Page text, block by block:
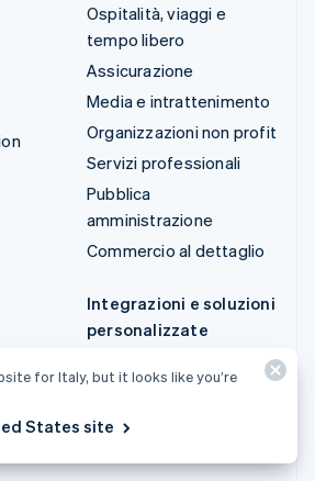
Ospitalità, viaggi e
tempo libero
Assicurazione
Media e intrattenimento
Organizzazioni non profit
Servizi professionali
Pubblica
amministrazione
Commercio al dettaglio
Integrazioni e soluzioni
personalizzate
Stripe App Marketplace
Ecosystem
for Italy, but it looks like you’re
States site